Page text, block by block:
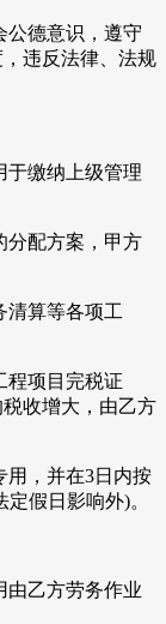
公德意识，遵守
违反法律、法规
于缴纳上级管理
分配方案，甲方
清算等各项工
程项目完税证
收增大，由乙方
用，并在3日内按
假日影响外)。
由乙方劳务作业